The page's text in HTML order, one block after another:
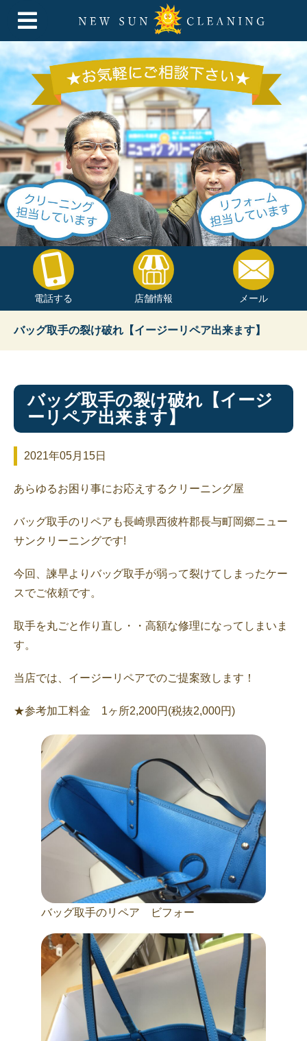
電話する 店舗情報 メール
バッグ取手の裂け破れ【イージーリペア出来ます】
バッグ取手の裂け破れ【イージ
ーリペア出来ます】
2021年05月15日
あらゆるお困り事にお応えするクリーニング屋
バッグ取手のリペアも長崎県西彼杵郡長与町岡郷ニュー
サンクリーニングです!
今回、諫早よりバッグ取手が弱って裂けてしまったケー
スでご依頼です。
取手を丸ごと作り直し・・高額な修理になってしまいま
す。
当店では、イージーリペアでのご提案致します！
★参考加工料金 1ヶ所2,200円(税抜2,000円)
バッグ取手のリペア ビフォー